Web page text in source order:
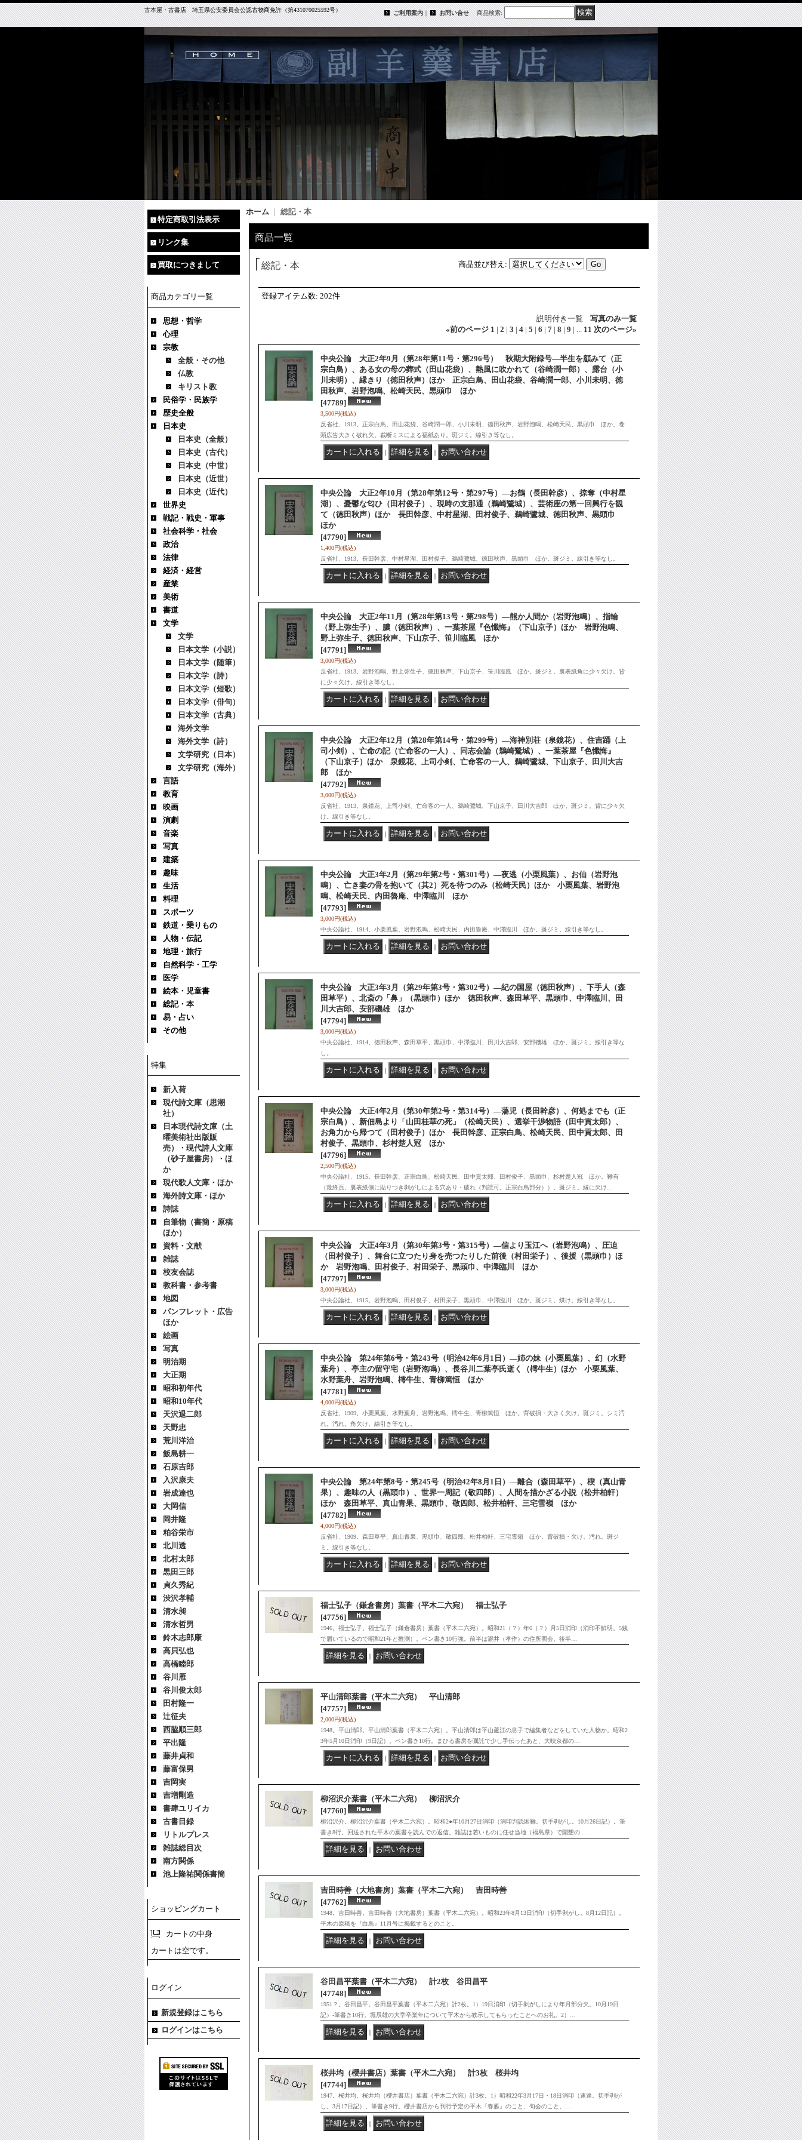
古本屋・古書店 埼玉県公安委員会公認古物商免許（第431070025592号） ご利用案内｜ お問い合せ 商品検索:
特定商取引法表示
リンク集
買取につきまして
商品カテゴリ一覧
思想・哲学
心理
宗教
全般・その他
仏教
キリスト教
民俗学・民族学
歴史全般
日本史
日本史（全般）
日本史（古代）
日本史（中世）
日本史（近世）
日本史（近代）
世界史
戦記・戦史・軍事
社会科学・社会
政治
法律
経済・経営
産業
美術
書道
文学
文学
日本文学（小説）
日本文学（随筆）
日本文学（詩）
日本文学（短歌）
日本文学（俳句）
日本文学（古典）
海外文学
海外文学（詩）
文学研究（日本）
文学研究（海外）
言語
教育
映画
演劇
音楽
写真
建築
趣味
生活
料理
スポーツ
鉄道・乗りもの
人物・伝記
地理・旅行
自然科学・工学
医学
絵本・児童書
総記・本
易・占い
その他
特集
新入荷
現代詩文庫（思潮
社）
日本現代詩文庫（土
曜美術社出版販
売）・現代詩人文庫
（砂子屋書房）・ほ
か
現代歌人文庫・ほか
海外詩文庫・ほか
詩誌
自筆物（書簡・原稿
ほか）
資料・文献
雑誌
校友会誌
教科書・参考書
地図
パンフレット・広告
ほか
絵画
写真
明治期
大正期
昭和初年代
昭和10年代
天沢退二郎
天野忠
荒川洋治
飯島耕一
石原吉郎
入沢康夫
岩成達也
大岡信
岡井隆
粕谷栄市
北川透
北村太郎
黒田三郎
貞久秀紀
渋沢孝輔
清水昶
清水哲男
鈴木志郎康
高貝弘也
高橋睦郎
谷川雁
谷川俊太郎
田村隆一
辻征夫
西脇順三郎
平出隆
藤井貞和
藤富保男
吉岡実
吉増剛造
書肆ユリイカ
古書目録
リトルプレス
雑誌総目次
南方関係
池上隆祐関係書簡
ショッピングカート
カートの中身
カートは空です。
ログイン
新規登録はこちら
ログインはこちら
ホーム 総記・本
商品一覧
総記・本 商品並び替え :
登録アイテム数: 202件
説明付き一覧 写真のみ一覧
«前のページ 1 | 2 | 3 | 4 | 5 | 6 | 7 | 8 | 9 | ... 11 次のページ»
中央公論 大正2年9月（第28年第11号・第296号） 秋期大附録号―半生を顧みて（正
宗白鳥）、ある女の母の葬式（田山花袋）、熱風に吹かれて（谷崎潤一郎）、露台（小
川未明）、縁きり（徳田秋声）ほか 正宗白鳥、田山花袋、谷崎潤一郎、小川未明、徳
田秋声、岩野泡鳴、松崎天民、黒頭巾 ほか
[47789]
3,500円(税込)
反省社、1913。正宗白鳥、田山花袋、谷崎潤一郎、小川未明、徳田秋声、岩野泡鳴、松崎天民、黒頭巾 ほか。巻
頭広告大きく破れ欠。裁断ミスによる福紙あり。斑ジミ。線引き等なし。
｜ ｜
中央公論 大正2年10月（第28年第12号・第297号）―お鶴（長田幹彦）、掠奪（中村星
湖）、憂鬱な匂ひ（田村俊子）、現時の支那通（鵜崎鷺城）、芸術座の第一回興行を観
て（徳田秋声）ほか 長田幹彦、中村星湖、田村俊子、鵜崎鷺城、徳田秋声、黒頭巾
ほか
[47790]
1,400円(税込)
反省社、1913。長田幹彦、中村星湖、田村俊子、鵜崎鷺城、徳田秋声、黒頭巾 ほか。斑ジミ。線引き等なし。
｜ ｜
中央公論 大正2年11月（第28年第13号・第298号）―熊か人間か（岩野泡鳴）、指輪
（野上弥生子）、膿（徳田秋声）、一葉茶屋『色懺悔』（下山京子）ほか 岩野泡鳴、
野上弥生子、徳田秋声、下山京子、笹川臨風 ほか
[47791]
3,000円(税込)
反省社、1913。岩野泡鳴、野上弥生子、徳田秋声、下山京子、笹川臨風 ほか。斑ジミ。裏表紙角に少々欠け。背
に少々欠け。線引き等なし。
｜ ｜
中央公論 大正2年12月（第28年第14号・第299号）―海神別荘（泉鏡花）、住吉踊（上
司小剣）、亡命の記（亡命客の一人）、同志会論（鵜崎鷺城）、一葉茶屋『色懺悔』
（下山京子）ほか 泉鏡花、上司小剣、亡命客の一人、鵜崎鷺城、下山京子、田川大吉
郎 ほか
[47792]
3,000円(税込)
反省社、1913。泉鏡花、上司小剣、亡命客の一人、鵜崎鷺城、下山京子、田川大吉郎 ほか。斑ジミ。背に少々欠
け。線引き等なし。
｜ ｜
中央公論 大正3年2月（第29年第2号・第301号）―夜逃（小栗風葉）、お仙（岩野泡
鳴）、亡き妻の骨を抱いて（其2）死を待つのみ（松崎天民）ほか 小栗風葉、岩野泡
鳴、松崎天民、内田魯庵、中澤臨川 ほか
[47793]
3,000円(税込)
中央公論社、1914。小栗風葉、岩野泡鳴、松崎天民、内田魯庵、中澤臨川 ほか。斑ジミ。線引き等なし。
｜ ｜
中央公論 大正3年3月（第29年第3号・第302号）―紀の国屋（徳田秋声）、下手人（森
田草平）、北斎の「鼻」（黒頭巾）ほか 徳田秋声、森田草平、黒頭巾、中澤臨川、田
川大吉郎、安部磯雄 ほか
[47794]
3,000円(税込)
中央公論社、1914。徳田秋声、森田草平、黒頭巾、中澤臨川、田川大吉郎、安部磯雄 ほか。斑ジミ。線引き等な
し。
｜ ｜
中央公論 大正4年2月（第30年第2号・第314号）―蕩児（長田幹彦）、何処までも（正
宗白鳥）、新佃島より「山田桂華の死」（松崎天民）、選挙干渉物語（田中貢太郎）、
お角力から帰つて（田村俊子）ほか 長田幹彦、正宗白鳥、松崎天民、田中貢太郎、田
村俊子、黒頭巾、杉村楚人冠 ほか
[47796]
2,500円(税込)
中央公論社、1915。長田幹彦、正宗白鳥、松崎天民、田中貢太郎、田村俊子、黒頭巾、杉村楚人冠 ほか。難有
（最終頁、裏表紙側に貼りつき剥がしによる穴あり・破れ（判読可。正宗白鳥部分））。斑ジミ。縁に欠け…
｜ ｜
中央公論 大正4年3月（第30年第3号・第315号）―信より玉江へ（岩野泡鳴）、圧迫
（田村俊子）、舞台に立つたり身を売つたりした前後（村田栄子）、後援（黒頭巾）ほ
か 岩野泡鳴、田村俊子、村田栄子、黒頭巾、中澤臨川 ほか
[47797]
3,000円(税込)
中央公論社、1915。岩野泡鳴、田村俊子、村田栄子、黒頭巾、中澤臨川 ほか。斑ジミ。煤け。線引き等なし。
｜ ｜
中央公論 第24年第6号・第243号（明治42年6月1日）―姉の妹（小栗風葉）、幻（水野
葉舟）、亭主の留守宅（岩野泡鳴）、長谷川二葉亭氏逝く（樗牛生）ほか 小栗風葉、
水野葉舟、岩野泡鳴、樗牛生、青柳篤恒 ほか
[47781]
4,000円(税込)
反省社、1909。小栗風葉、水野葉舟、岩野泡鳴、樗牛生、青柳篤恒 ほか。背破損・大きく欠け。斑ジミ。シミ汚
れ。汚れ。角欠け。線引き等なし。
｜ ｜
中央公論 第24年第8号・第245号（明治42年8月1日）―離合（森田草平）、楔（真山青
果）、趣味の人（黒頭巾）、世界一周記（敬四郎）、人間を描かざる小説（松井柏軒）
ほか 森田草平、真山青果、黒頭巾、敬四郎、松井柏軒、三宅雪嶺 ほか
[47782]
4,000円(税込)
反省社、1909。森田草平、真山青果、黒頭巾、敬四郎、松井柏軒、三宅雪嶺 ほか。背破損・欠け。汚れ。斑ジ
ミ。線引き等なし。
｜ ｜
福士弘子（鎌倉書房）葉書（平木二六宛） 福士弘子
[47756]
1946。福士弘子。福士弘子（鎌倉書房）葉書（平木二六宛）。昭和21（？）年6（？）月5日消印（消印不鮮明。5銭
で届いているので昭和21年と推測）。ペン書き10行強。前半は瀧井（孝作）の住所照会。後半…
｜
平山清郎葉書（平木二六宛） 平山清郎
[47757]
2,000円(税込)
1948。平山清郎。平山清郎葉書（平木二六宛）。平山清郎は平山蘆江の息子で編集者などをしていた人物か。昭和2
3年5月10日消印（9日記）。ペン書き10行。まひる書房を嘱託で少し手伝ったあと、大映京都の…
｜ ｜
柳沼沢介葉書（平木二六宛） 柳沼沢介
[47760]
柳沼沢介。柳沼沢介葉書（平木二六宛）。昭和2●年10月27日消印（消印判読困難。切手剥がし。10月26日記）。筆
書き8行。回送された平木の葉書を読んでの返信。雑誌は若いものに任せ当地（福島県）で開墾の…
｜
吉田時善（大地書房）葉書（平木二六宛） 吉田時善
[47762]
1948。吉田時善。吉田時善（大地書房）葉書（平木二六宛）。昭和23年8月13日消印（切手剥がし。8月12日記）。
平木の原稿を『白鳥』11月号に掲載するとのこと。
｜
谷田昌平葉書（平木二六宛） 計2枚 谷田昌平
[47748]
1951？。谷田昌平。谷田昌平葉書（平木二六宛）計2枚。1）19日消印（切手剥がしにより年月部分欠。10月19日
記）-筆書き10行。堀辰雄の大学卒業年について平木から教示してもらったことへのお礼。2）…
｜
桜井均（櫻井書店）葉書（平木二六宛） 計3枚 桜井均
[47744]
1947。桜井均。桜井均（櫻井書店）葉書（平木二六宛）計3枚。1）昭和22年3月17日・18日消印（速達。切手剥が
し。3月17日記）。筆書き9行。櫻井書店から刊行予定の平木『春雁』のこと、句会のこと。…
｜